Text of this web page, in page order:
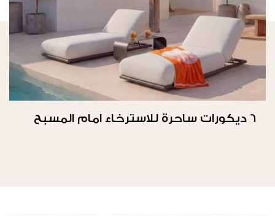
6 ديكورات ساحرة للاسترخاء امام المسبح